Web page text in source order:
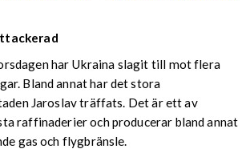
har Ukraina slagit till mot flera
Bland annat har det stora
Jaroslav träffats. Det är ett av
raffinaderier och producerar bland annat
gas och flygbränsle.